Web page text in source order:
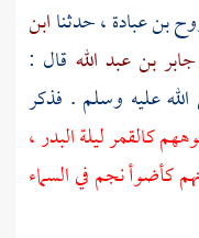
بن عبادة ،حدثناابن
جابر بن عبد الله قال :
عليه وسلم . فذكر
كالقمر ليلة البدر ،
كأضوأ نجم في السماء